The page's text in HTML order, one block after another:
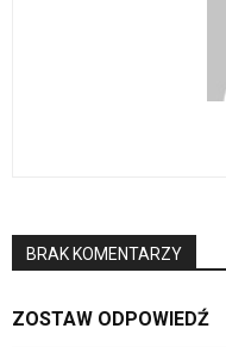
BRAK KOMENTARZY
ZOSTAW ODPOWIEDŹ